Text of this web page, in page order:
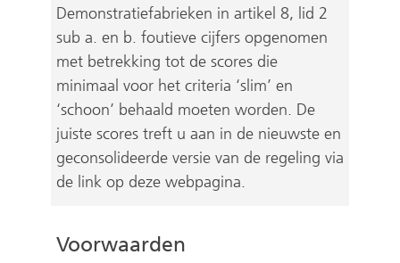
Demonstratiefabrieken in artikel 8, lid 2
sub a. en b. foutieve cijfers opgenomen
met betrekking tot de scores die
minimaal voor het criteria ‘slim’ en
‘schoon’ behaald moeten worden. De
juiste scores treft u aan in de nieuwste en
geconsolideerde versie van de regeling via
de link op deze webpagina.
Voorwaarden